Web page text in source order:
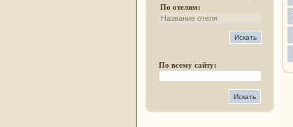
По отелям:
По всему сайту: